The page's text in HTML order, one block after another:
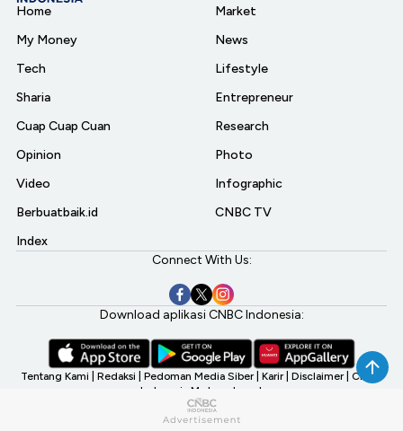
Home
My Money
Tech
Sharia
Cuap Cuap Cuan
Opinion
Video
Berbuatbaik.id
Index
Market
News
Lifestyle
Entrepreneur
Research
Photo
Infographic
CNBC TV
Connect With Us:
Download aplikasi CNBC Indonesia:
Tentang Kami Redaksi Pedoman Media Siber Karir Disclaimer CNBC
Indonesia My Investment
©2026 CNBC Indonesia, A Transmedia Company